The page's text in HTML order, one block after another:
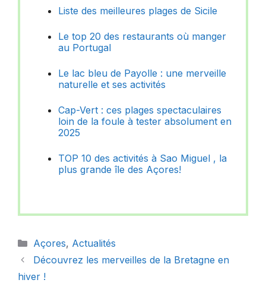
Liste des meilleures plages de Sicile
Le top 20 des restaurants où manger
au Portugal
Le lac bleu de Payolle : une merveille
naturelle et ses activités
Cap-Vert : ces plages spectaculaires
loin de la foule à tester absolument en
2025
TOP 10 des activités à Sao Miguel , la
plus grande île des Açores!
Catégories
Açores, Actualités
Découvrez les merveilles de la Bretagne en
hiver !